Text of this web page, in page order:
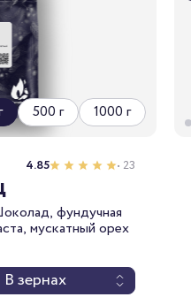
500 г 1000 г
4.85 • 23
фундучная
мускатный орех
В зернах